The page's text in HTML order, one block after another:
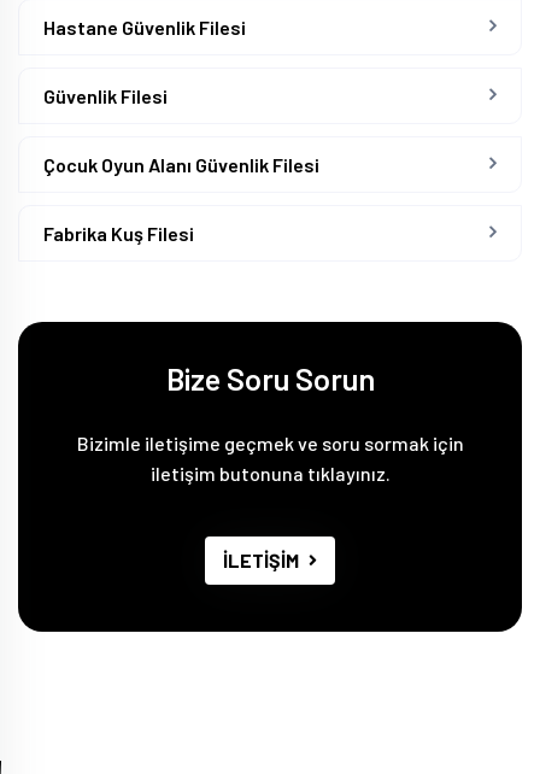
Hastane Güvenlik Filesi
Güvenlik Filesi
Çocuk Oyun Alanı Güvenlik Filesi
Fabrika Kuş Filesi
Bize Soru Sorun
Bizimle iletişime geçmek ve soru sormak için
iletişim butonuna tıklayınız.
İLETİŞİM